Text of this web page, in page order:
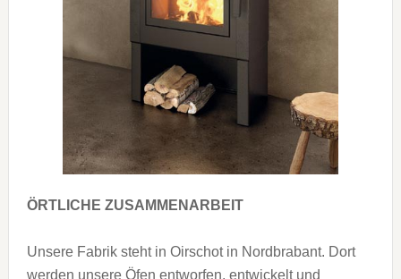
ÖRTLICHE ZUSAMMENARBEIT
Unsere Fabrik steht in Oirschot in Nordbrabant. Dort
werden unsere Öfen entworfen, entwickelt und